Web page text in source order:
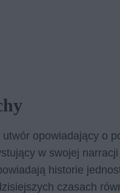
opowiadający o
w swojej
historie
czasach